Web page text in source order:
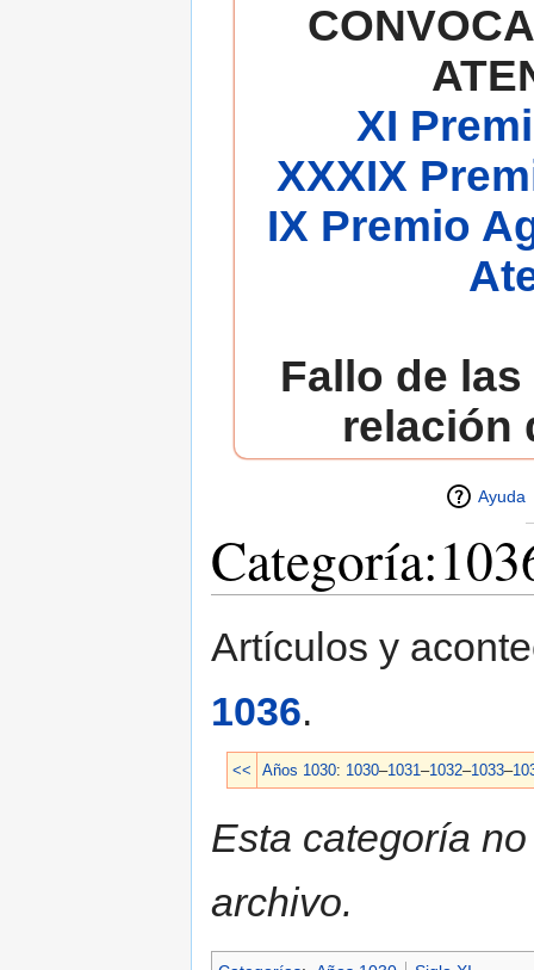
XI
XXXIX
IX Premio
Fallo de
relación
Ayuda
Artículos y
1036.
<< Años 1030: 1030–1031–1032–1033–
Esta categoría
archivo.